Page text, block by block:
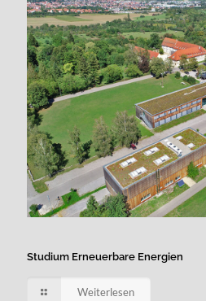
Studium Erneuerbare Energien
Weiterlesen